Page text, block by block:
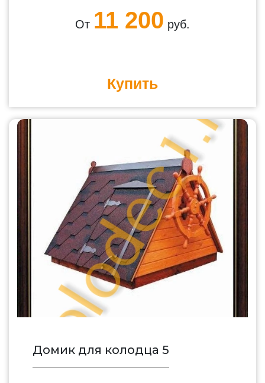
От 11 200 руб.
Купить
Домик для колодца 5